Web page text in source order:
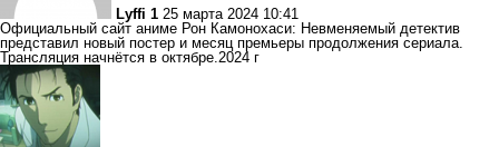
Lyffi 1 25 марта 2024 10:41
Официальный сайт аниме Рон Камонохаси: Невменяемый детектив
представил новый постер и месяц премьеры продолжения сериала.
Трансляция начнётся в октябре.2024 г